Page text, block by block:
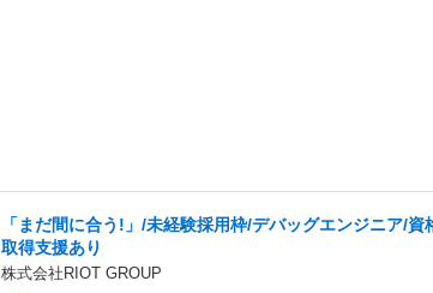
「まだ間に合う!」/未経験採用枠/デバッグエンジニア/資
取得支援あり
株式会社RIOT GROUP